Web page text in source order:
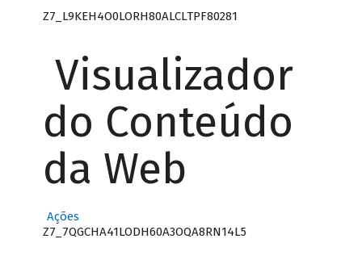
Z7_L9KEH4O0LORH80ALCLTPF80281
Visualizador
do Conteúdo
da Web
Ações
Z7_7QGCHA41LODH60A3OQA8RN14L5